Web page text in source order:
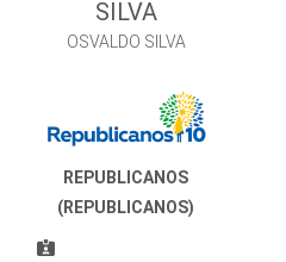
SILVA
OSVALDO SILVA
REPUBLICANOS
(REPUBLICANOS)